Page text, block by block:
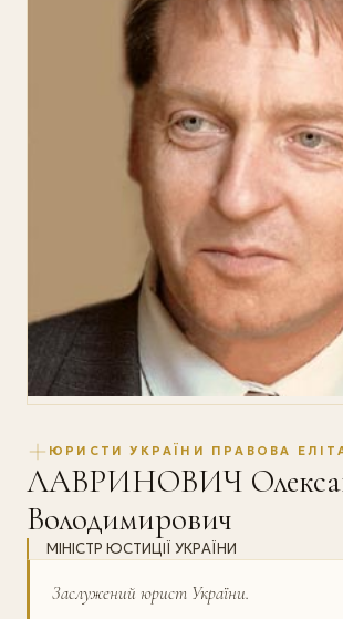
ЮРИСТИ УКРАЇНИ ПРАВОВА
ЛАВРИНОВИЧ
Володимирович
МІНІСТР ЮСТИЦІЇ УКРАЇНИ
Заслужений юрист України.